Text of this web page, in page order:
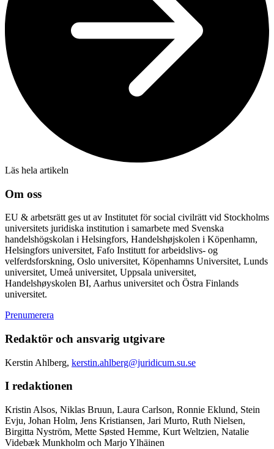
Läs hela artikeln
Om oss
EU & arbetsrätt ges ut av Institutet för social civilrätt vid Stockholms
universitets juridiska institution i samarbete med Svenska
handelshögskolan i Helsingfors, Handelshøjskolen i Köpenhamn,
Helsingfors universitet, Fafo Institutt for arbeidslivs- og
velferdsforskning, Oslo universitet, Köpenhamns Universitet, Lunds
universitet, Umeå universitet, Uppsala universitet,
Handelshøyskolen BI, Aarhus universitet och Östra Finlands
universitet.
Prenumerera
Redaktör och ansvarig utgivare
Kerstin Ahlberg, kerstin.ahlberg@juridicum.su.se
I redaktionen
Kristin Alsos, Niklas Bruun, Laura Carlson, Ronnie Eklund, Stein
Evju, Johan Holm, Jens Kristiansen, Jari Murto, Ruth Nielsen,
Birgitta Nyström, Mette Søsted Hemme, Kurt Weltzien, Natalie
Videbæk Munkholm och Marjo Ylhäinen